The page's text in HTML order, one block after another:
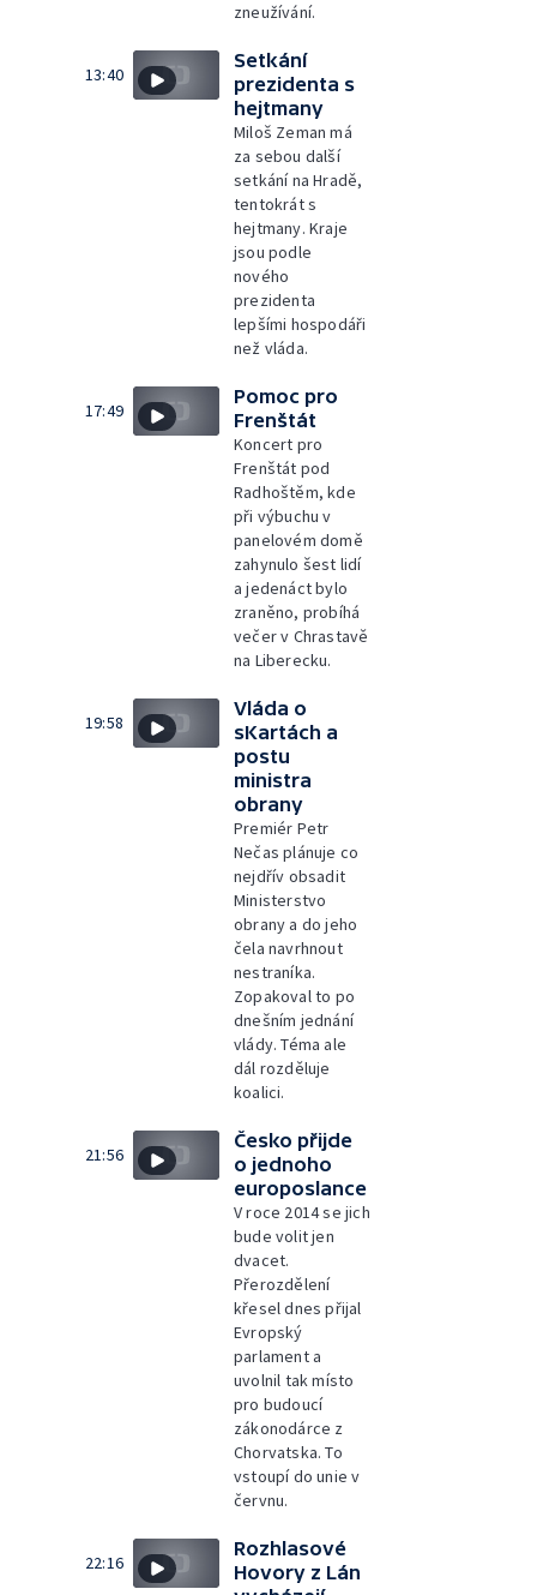
zneužívání.
13:40
Setkání
prezidenta s
hejtmany
Miloš Zeman má
za sebou další
setkání na Hradě,
tentokrát s
hejtmany. Kraje
jsou podle
nového
prezidenta
lepšími hospodáři
než vláda.
17:49
Pomoc pro
Frenštát
Koncert pro
Frenštát pod
Radhoštěm, kde
při výbuchu v
panelovém domě
zahynulo šest lidí
a jedenáct bylo
zraněno, probíhá
večer v Chrastavě
na Liberecku.
19:58
Vláda o
sKartách a
postu
ministra
obrany
Premiér Petr
Nečas plánuje co
nejdřív obsadit
Ministerstvo
obrany a do jeho
čela navrhnout
nestraníka.
Zopakoval to po
dnešním jednání
vlády. Téma ale
dál rozděluje
koalici.
21:56
Česko přijde
o jednoho
europoslance
V roce 2014 se jich
bude volit jen
dvacet.
Přerozdělení
křesel dnes přijal
Evropský
parlament a
uvolnil tak místo
pro budoucí
zákonodárce z
Chorvatska. To
vstoupí do unie v
červnu.
22:16
Rozhlasové
Hovory z Lán